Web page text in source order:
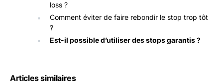
loss ?
Comment éviter de faire rebondir le stop trop tôt
?
Est-il possible d’utiliser des stops garantis ?
Articles similaires